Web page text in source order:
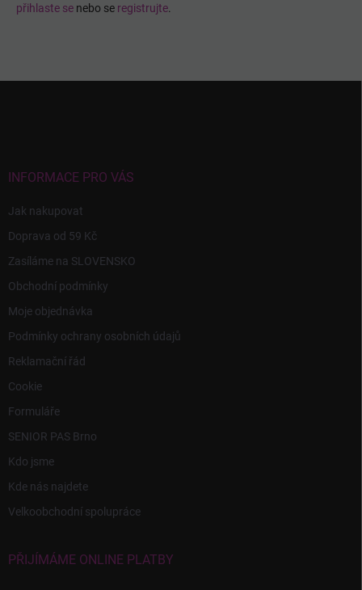
přihlaste se nebo se registrujte.
INFORMACE PRO VÁS
Jak nakupovat
Doprava od 59 Kč
Zasíláme na SLOVENSKO
Obchodní podmínky
Moje objednávka
Podmínky ochrany osobních údajů
Reklamační řád
Cookie
Formuláře
SENIOR PAS Brno
Kdo jsme
Kde nás najdete
Velkoobchodní spolupráce
PŘIJÍMÁME ONLINE PLATBY